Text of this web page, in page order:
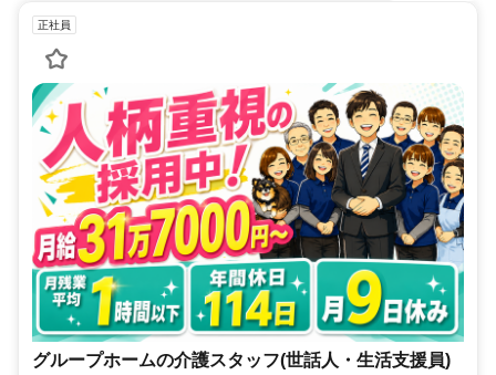
正社員
グループホームの介護スタッフ(世話人・生活支援員)